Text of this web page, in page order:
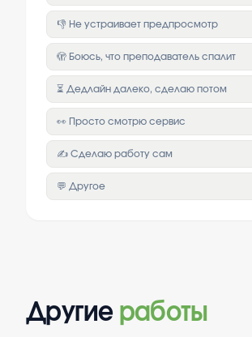
👎 Не устраивает предпросмотр
🫣 Боюсь, что преподаватель спалит
⏳ Дедлайн далеко, сделаю потом
👀 Просто смотрю сервис
✍️ Сделаю работу сам
💬 Другое
Другие работы